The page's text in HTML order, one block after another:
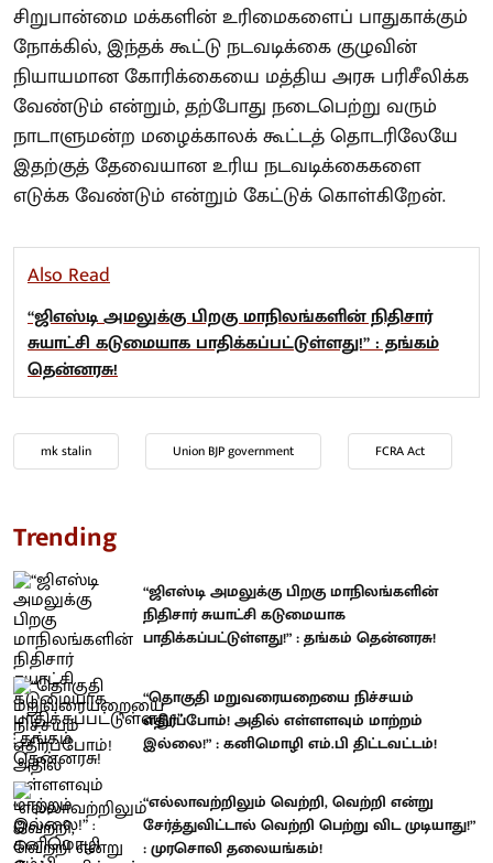
சிறுபான்மை மக்களின் உரிமைகளைப் பாதுகாக்கும்
நோக்கில், இந்தக் கூட்டு நடவடிக்கை குழுவின்
நியாயமான கோரிக்கையை மத்திய அரசு பரிசீலிக்க
வேண்டும் என்றும், தற்போது நடைபெற்று வரும்
நாடாளுமன்ற மழைக்காலக் கூட்டத் தொடரிலேயே
இதற்குத் தேவையான உரிய நடவடிக்கைகளை
எடுக்க வேண்டும் என்றும் கேட்டுக் கொள்கிறேன்.
Also Read
“ஜிஎஸ்டி அமலுக்கு பிறகு மாநிலங்களின் நிதிசார்
சுயாட்சி கடுமையாக பாதிக்கப்பட்டுள்ளது!” : தங்கம்
தென்னரசு!
mk stalin Union BJP government FCRA Act
Trending
“ஜிஎஸ்டி அமலுக்கு பிறகு மாநிலங்களின்
நிதிசார் சுயாட்சி கடுமையாக
பாதிக்கப்பட்டுள்ளது!” : தங்கம் தென்னரசு!
“தொகுதி மறுவரையறையை நிச்சயம்
எதிர்ப்போம்! அதில் எள்ளளவும் மாற்றம்
இல்லை!” : கனிமொழி எம்.பி திட்டவட்டம்!
“எல்லாவற்றிலும் வெற்றி, வெற்றி என்று
சேர்த்துவிட்டால் வெற்றி பெற்று விட முடியாது!”
: முரசொலி தலையங்கம்!